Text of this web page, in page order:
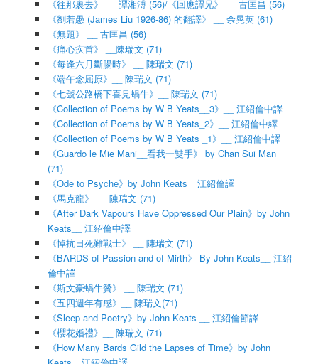
《往那裏去》 __ 譚湘溥 (56)/《回應譚兄》 __ 古匡昌 (56)
《劉若愚 (James Liu 1926-86) 的翻譯》 __ 余晃英 (61)
《無題》 __ 古匡昌 (56)
《痛心疾首》 __陳瑞文 (71)
《每逢六月斷腸時》 __ 陳瑞文 (71)
《端午念屈原》__ 陳瑞文 (71)
《七號公路橋下喜見蝸牛》__ 陳瑞文 (71)
《Collection of Poems by W B Yeats__3》__ 江紹倫中譯
《Collection of Poems by W B Yeats_2》__ 江紹倫中繹
《Collection of Poems by W B Yeats _1》__ 江紹倫中譯
《Guardo le Mie Mani__看我一雙手》 by Chan Sui Man
(71)
《Ode to Psyche》by John Keats__江紹倫譯
《馬克龍》 __ 陳瑞文 (71)
《After Dark Vapours Have Oppressed Our Plain》by John
Keats__ 江紹倫中譯
《悼抗日死難戰士》 __ 陳瑞文 (71)
《BARDS of Passion and of Mirth》 By John Keats__ 江紹
倫中譯
《斯文豪蝸牛贊》 __ 陳瑞文 (71)
《五四週年有感》__ 陳瑞文(71)
《Sleep and Poetry》by John Keats __ 江紹倫節譯
《櫻花婚禮》__ 陳瑞文 (71)
《How Many Bards Gild the Lapses of Time》by John